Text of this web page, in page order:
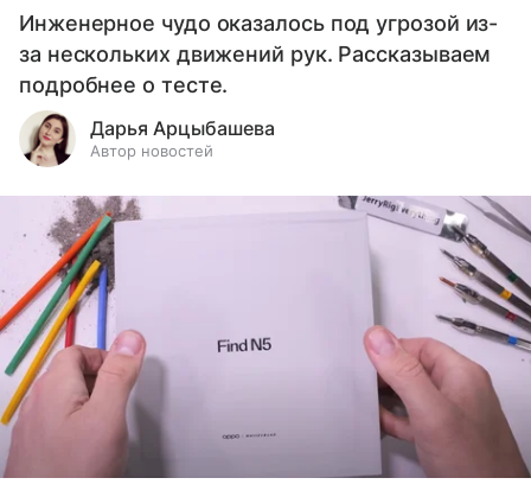
Инженерное чудо оказалось под угрозой из-
за нескольких движений рук. Рассказываем
подробнее о тесте.
Дарья Арцыбашева
Автор новостей